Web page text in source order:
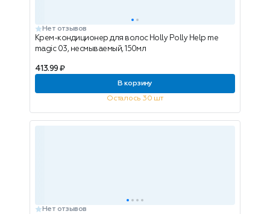
Нет отзывов
Крем-кондиционер для волос Holly Polly Help me
magic 03, несмываемый, 150мл
413.99 ₽
В корзину
Осталось 30 шт
Нет отзывов